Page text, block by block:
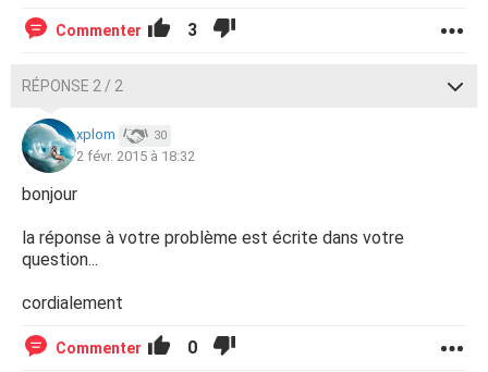
Commenter 3
RÉPONSE 2 / 2
xplom 30
2 févr. 2015 à 18:32
bonjour
la réponse à votre problème est écrite dans votre
question...
cordialement
Commenter 0